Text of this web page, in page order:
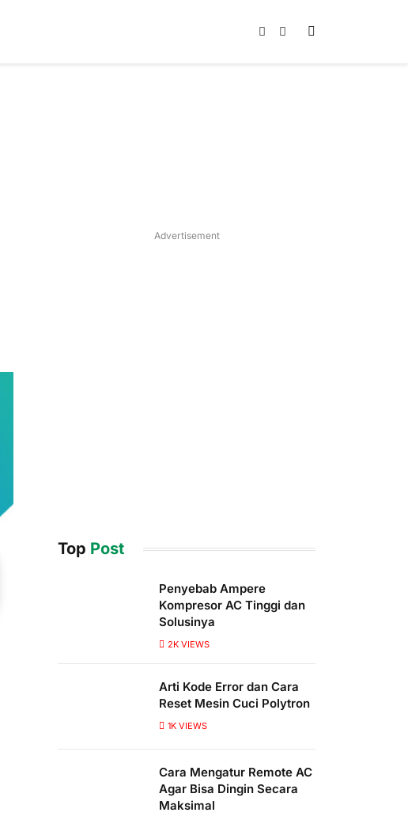
Instagram
TikTok
Advertisement
Top Post
Penyebab Ampere
Kompresor AC Tinggi dan
Solusinya
2K VIEWS
Arti Kode Error dan Cara
Reset Mesin Cuci Polytron
1K VIEWS
Cara Mengatur Remote AC
Agar Bisa Dingin Secara
Maksimal